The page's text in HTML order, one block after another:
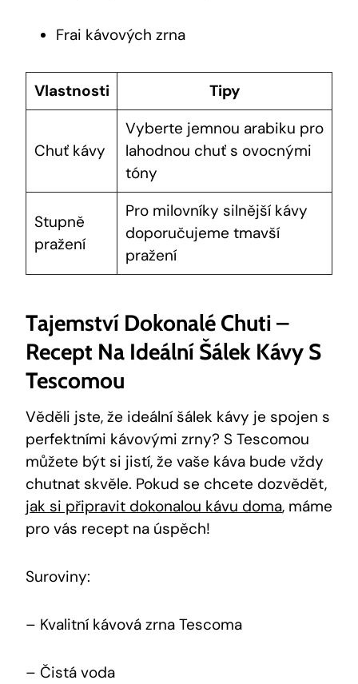
Frai kávových zrna
Vlastnosti Tipy
Chuť kávy
Vyberte jemnou arabiku pro
lahodnou chuť s ovocnými
tóny
Stupně
pražení
Pro milovníky silnější kávy
doporučujeme tmavší
pražení
Tajemství Dokonalé Chuti –
Recept Na Ideální Šálek Kávy S
Tescomou
Věděli jste, že ideální šálek kávy je spojen s
perfektními kávovými zrny? S Tescomou
můžete být si jistí, že vaše káva bude vždy
chutnat skvěle. Pokud se chcete dozvědět,
jak si připravit dokonalou kávu doma, máme
pro vás recept na úspěch!
Suroviny:
– Kvalitní kávová zrna Tescoma
– Čistá voda